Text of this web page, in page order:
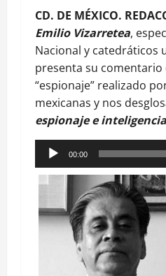
CD. DE MÉXICO.
Emilio Vizarretea,
Nacional y catedráticos
presenta su
“espionaje” realizado
mexicanas y nos
espionaje e inteligencia
Reproductor
de
audio
00:00